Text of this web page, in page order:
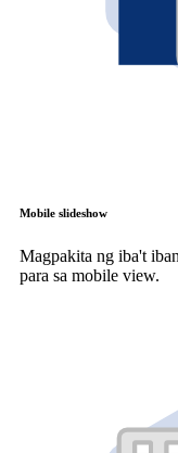
Mobile slideshow
Magpakita ng iba't
para sa mobile view.